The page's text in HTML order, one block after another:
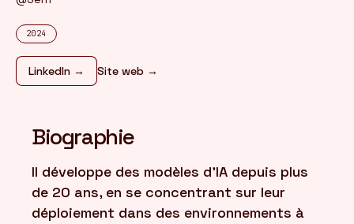
FR / EN
2024
LinkedIn → Site web →
Biographie
Il développe des modèles d'IA depuis plus
de 20 ans, en se concentrant sur leur
déploiement dans des environnements à